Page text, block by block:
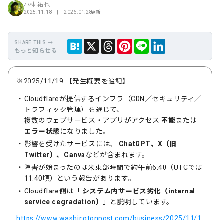
小林 祐也
2025.11.18 | 2026.01.28更新
もっと知らせる
Hate
X
Thre 保
LINE
Link
※2025/11/19 【発生概要を追記】
Cloudflareが提供するインフラ（CDN／セキュリティ／
トラフィック管理）を通じて、
複数のウェブサービス・アプリがアクセス不能または
エラー状態 になりました。
影響を受けたサービスには、 ChatGPT、X（旧
Twitter）、Canvaなどが含まれます。
障害が始まったのは米東部時間で約午前6:40（UTCでは
11:40頃）という報告があります。
Cloudflare側は「 システム内サービス劣化（internal
service degradation）
」と説明しています。
https://www.washingtonpost.com/business/2025/11/1